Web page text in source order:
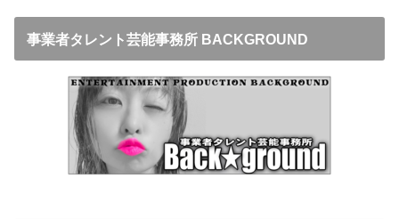
事業者タレント芸能事務所 BACKGROUND